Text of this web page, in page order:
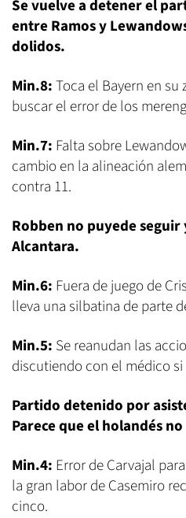
Se vuelve a detener el
entre Ramos y
dolidos.
Min.8:Toca el Bayern en
buscar el error de los
Min.7: Falta sobre
cambio en la alineación
contra 11.
Robben no puyede seguir
Alcantara.
Min.6: Fuera de juego de
lleva una silbatina de parte
Min.5: Se reanudan las
discutiendo con el médico
Partido detenido por
Parece que el holandés
Min.4: Error de Carvajal
la gran labor de Casemiro
cinco.